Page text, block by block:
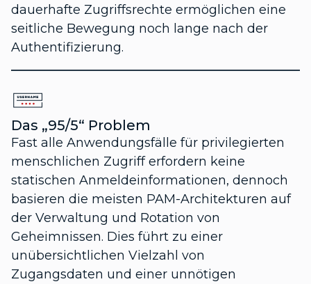
dauerhafte Zugriffsrechte ermöglichen eine
seitliche Bewegung noch lange nach der
Authentifizierung.
Das „95/5“ Problem
Fast alle Anwendungsfälle für privilegierten
menschlichen Zugriff erfordern keine
statischen Anmeldeinformationen, dennoch
basieren die meisten PAM-Architekturen auf
der Verwaltung und Rotation von
Geheimnissen. Dies führt zu einer
unübersichtlichen Vielzahl von
Zugangsdaten und einer unnötigen